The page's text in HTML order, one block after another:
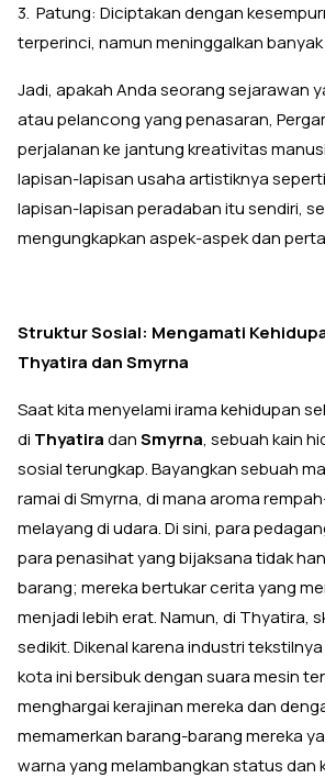
3. Patung: Diciptakan dengan
terperinci, namun meninggalkan
Jadi, apakah Anda seorang sejarawan
atau pelancong yang penasaran,
perjalanan ke jantung kreativitas
lapisan-lapisan usaha artistiknya
lapisan-lapisan peradaban itu sendiri,
mengungkapkan aspek-aspek dan
Struktur Sosial: Mengamati
Thyatira dan Smyrna
Saat kita menyelami irama kehidupan
di ThyatiradanSmyrna, sebuah kain
sosial terungkap. Bayangkan sebuah
ramai di Smyrna, di mana aroma
melayang di udara. Di sini, para
para penasihat yang bijaksana tidak
barang; mereka bertukar cerita yang
menjadi lebih erat. Namun, di Thyatira,
sedikit. Dikenal karena industri
kota ini bersibuk dengan suara mesin
menghargai kerajinan mereka dan
memamerkan barang-barang mereka
warna yang melambangkan status dan